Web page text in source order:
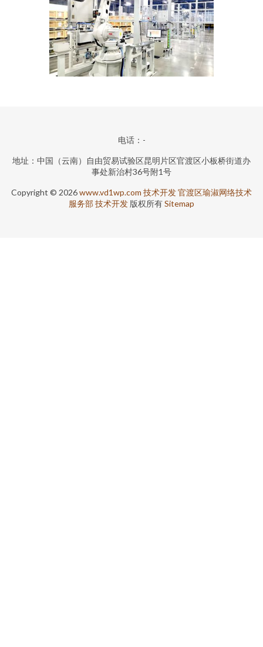
电话：-
地址：中国（云南）自由贸易试验区昆明片区官渡区小板桥街道办
事处新治村36号附1号
Copyright © 2026www.vd1wp.com 技术开发官渡区瑜淑网络技术
服务部技术开发 版权所有Sitemap